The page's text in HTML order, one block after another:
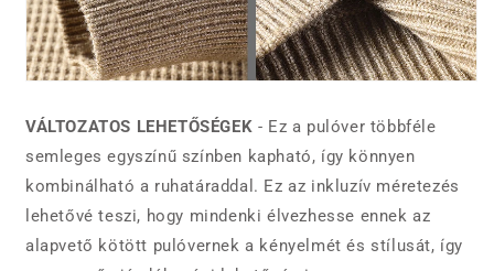
VÁLTOZATOS LEHETŐSÉGEK - Ez a pulóver többféle
semleges egyszínű színben kapható, így könnyen
kombinálható a ruhatáraddal. Ez az inkluzív méretezés
lehetővé teszi, hogy mindenki élvezhesse ennek az
alapvető kötött pulóvernek a kényelmét és stílusát, így